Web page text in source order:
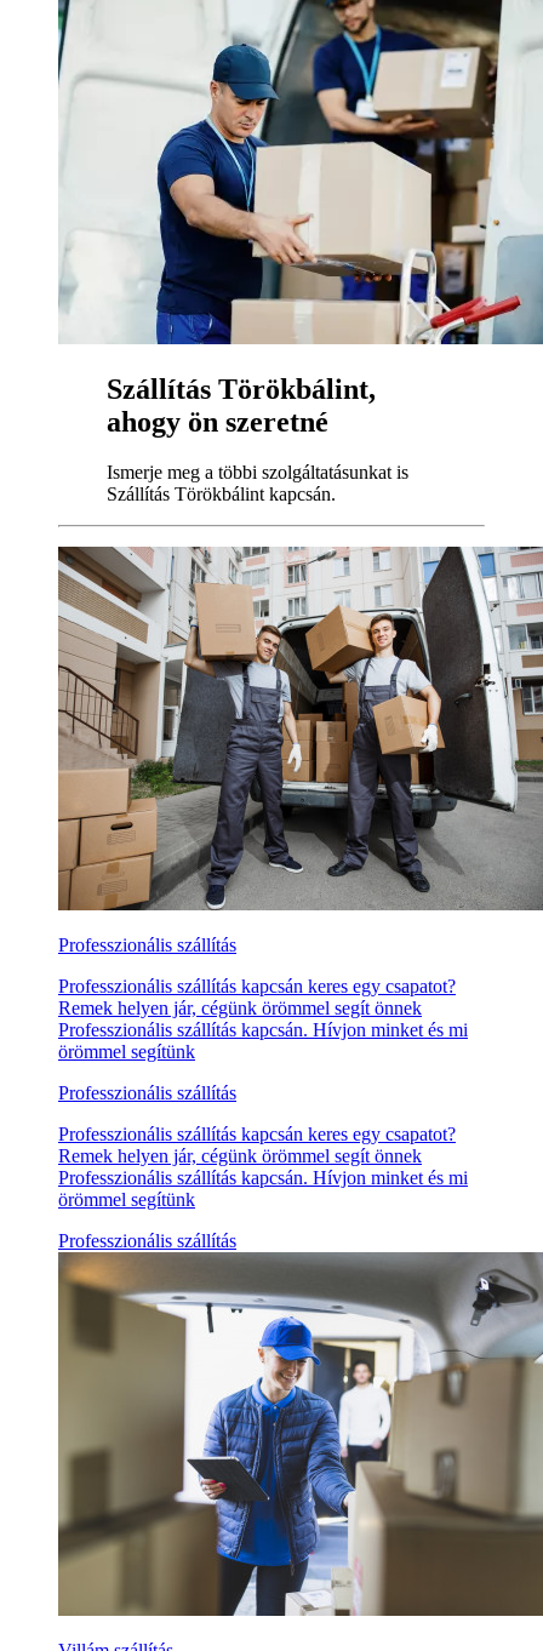
Szállítás Törökbálint,
ahogy ön szeretné
Ismerje meg a többi szolgáltatásunkat is
Szállítás Törökbálint kapcsán.
Professzionális szállítás
Professzionális szállítás kapcsán keres egy csapatot?
Remek helyen jár, cégünk örömmel segít önnek
Professzionális szállítás kapcsán. Hívjon minket és mi
örömmel segítünk
Professzionális szállítás
Professzionális szállítás kapcsán keres egy csapatot?
Remek helyen jár, cégünk örömmel segít önnek
Professzionális szállítás kapcsán. Hívjon minket és mi
örömmel segítünk
Professzionális szállítás